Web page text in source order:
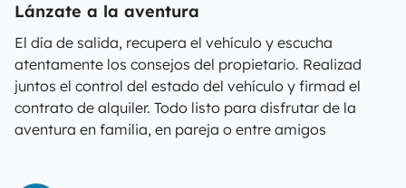
Lánzate a la aventura
El día de salida, recupera el vehículo y escucha
atentamente los consejos del propietario. Realizad
juntos el control del estado del vehículo y firmad el
contrato de alquiler. Todo listo para disfrutar de la
aventura en familia, en pareja o entre amigos